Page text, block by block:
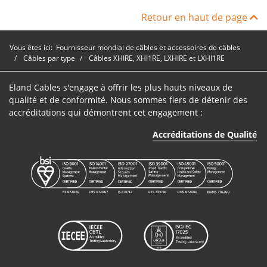
Retour en haut de page
Vous êtes ici: Fournisseur mondial de câbles et accessoires de câbles
Câbles par type
Câbles XHIRE, XHI1RE, LXHIRE et LXHI1RE
Eland Cables s'engage à offrir les plus hauts niveaux de
qualité et de conformité. Nous sommes fiers de détenir des
accréditations qui démontrent cet engagement :
Accréditations de Qualité